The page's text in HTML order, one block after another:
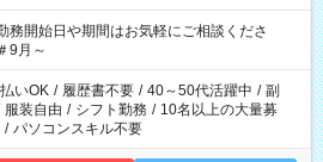
開始日や期間はお気軽にご相談くださ
月～
いOK / 履歴書不要 / 40～50代活躍中 / 副
服装自由 / シフト勤務 / 10名以上の大量募
/ パソコンスキル不要